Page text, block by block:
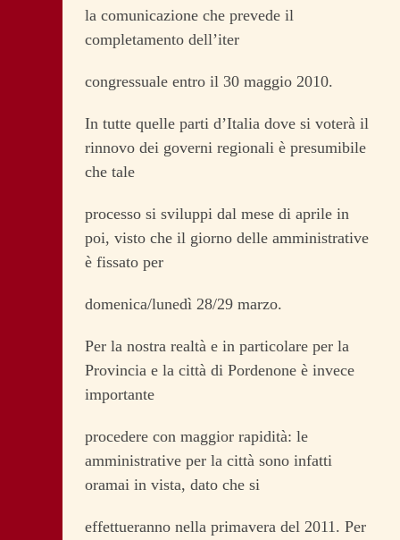
la comunicazione che prevede il
completamento dell’iter
congressuale entro il 30 maggio 2010.
In tutte quelle parti d’Italia dove si voterà il
rinnovo dei governi regionali è presumibile
che tale
processo si sviluppi dal mese di aprile in
poi, visto che il giorno delle amministrative
è fissato per
domenica/lunedì 28/29 marzo.
Per la nostra realtà e in particolare per la
Provincia e la città di Pordenone è invece
importante
procedere con maggior rapidità: le
amministrative per la città sono infatti
oramai in vista, dato che si
effettueranno nella primavera del 2011. Per